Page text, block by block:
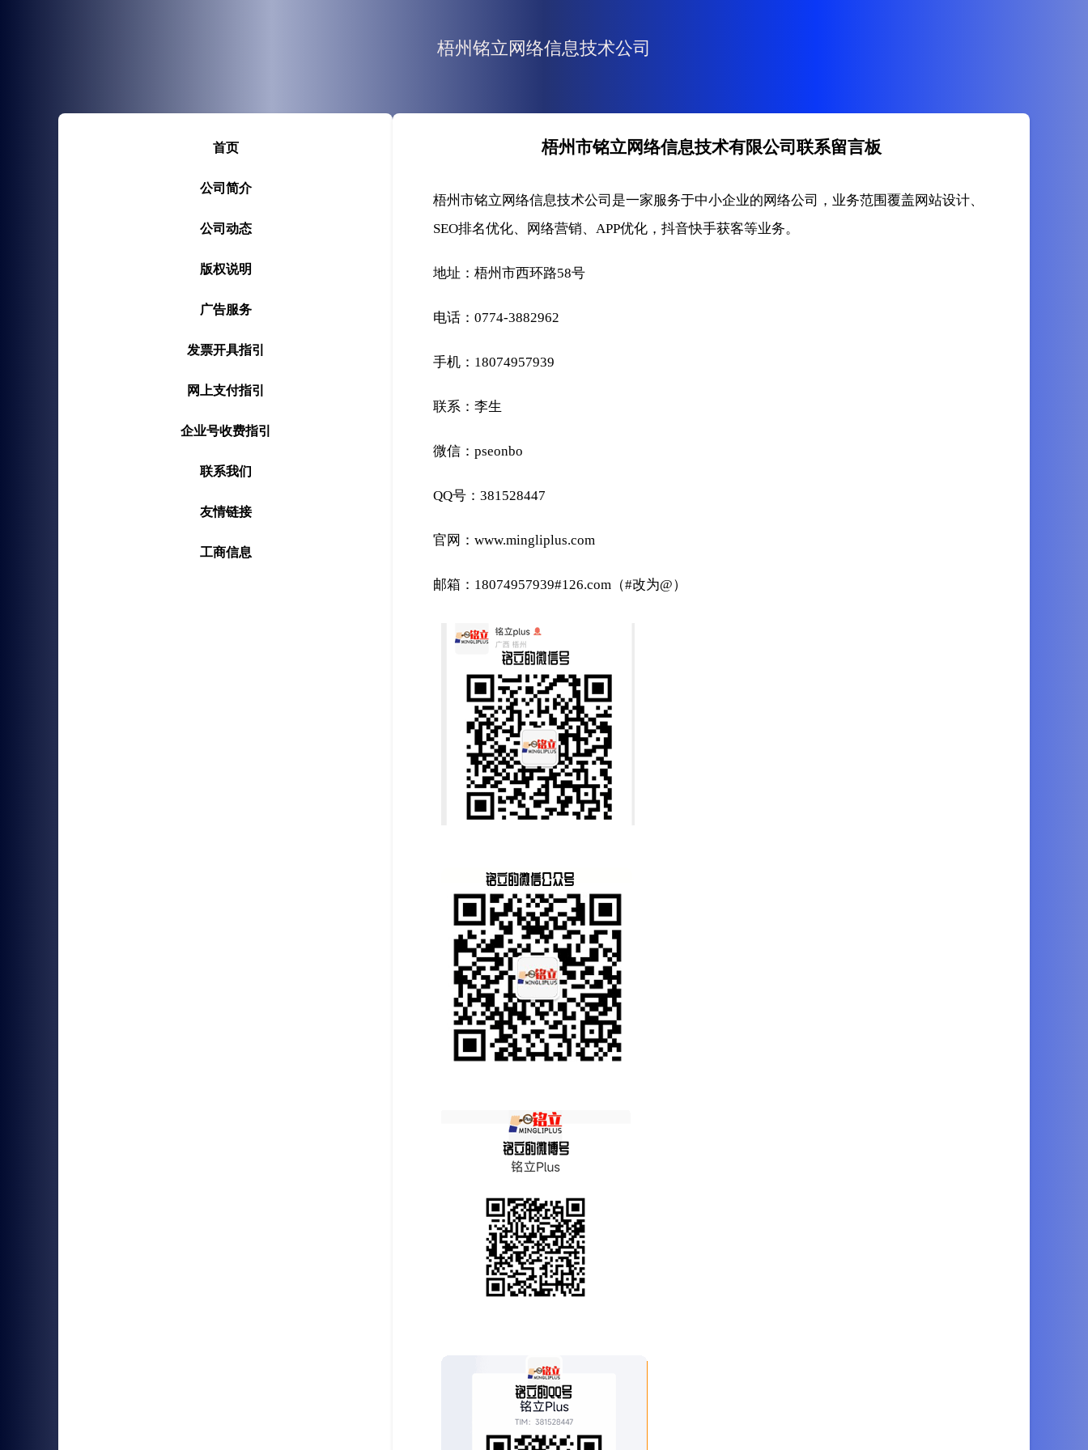
梧州铭立网络信息技术公司
首页
公司简介
公司动态
版权说明
广告服务
发票开具指引
网上支付指引
企业号收费指引
联系我们
友情链接
工商信息
梧州市铭立网络信息技术有限公司联系留言板
梧州市铭立网络信息技术公司是一家服务于中小企业的网络公司，业务范围覆盖网站设计、
SEO排名优化、网络营销、APP优化，抖音快手获客等业务。
地址：梧州市西环路58号
电话：0774-3882962
手机：18074957939
联系：李生
微信：pseonbo
QQ号：381528447
官网：www.mingliplus.com
邮箱：18074957939#126.com（#改为@）